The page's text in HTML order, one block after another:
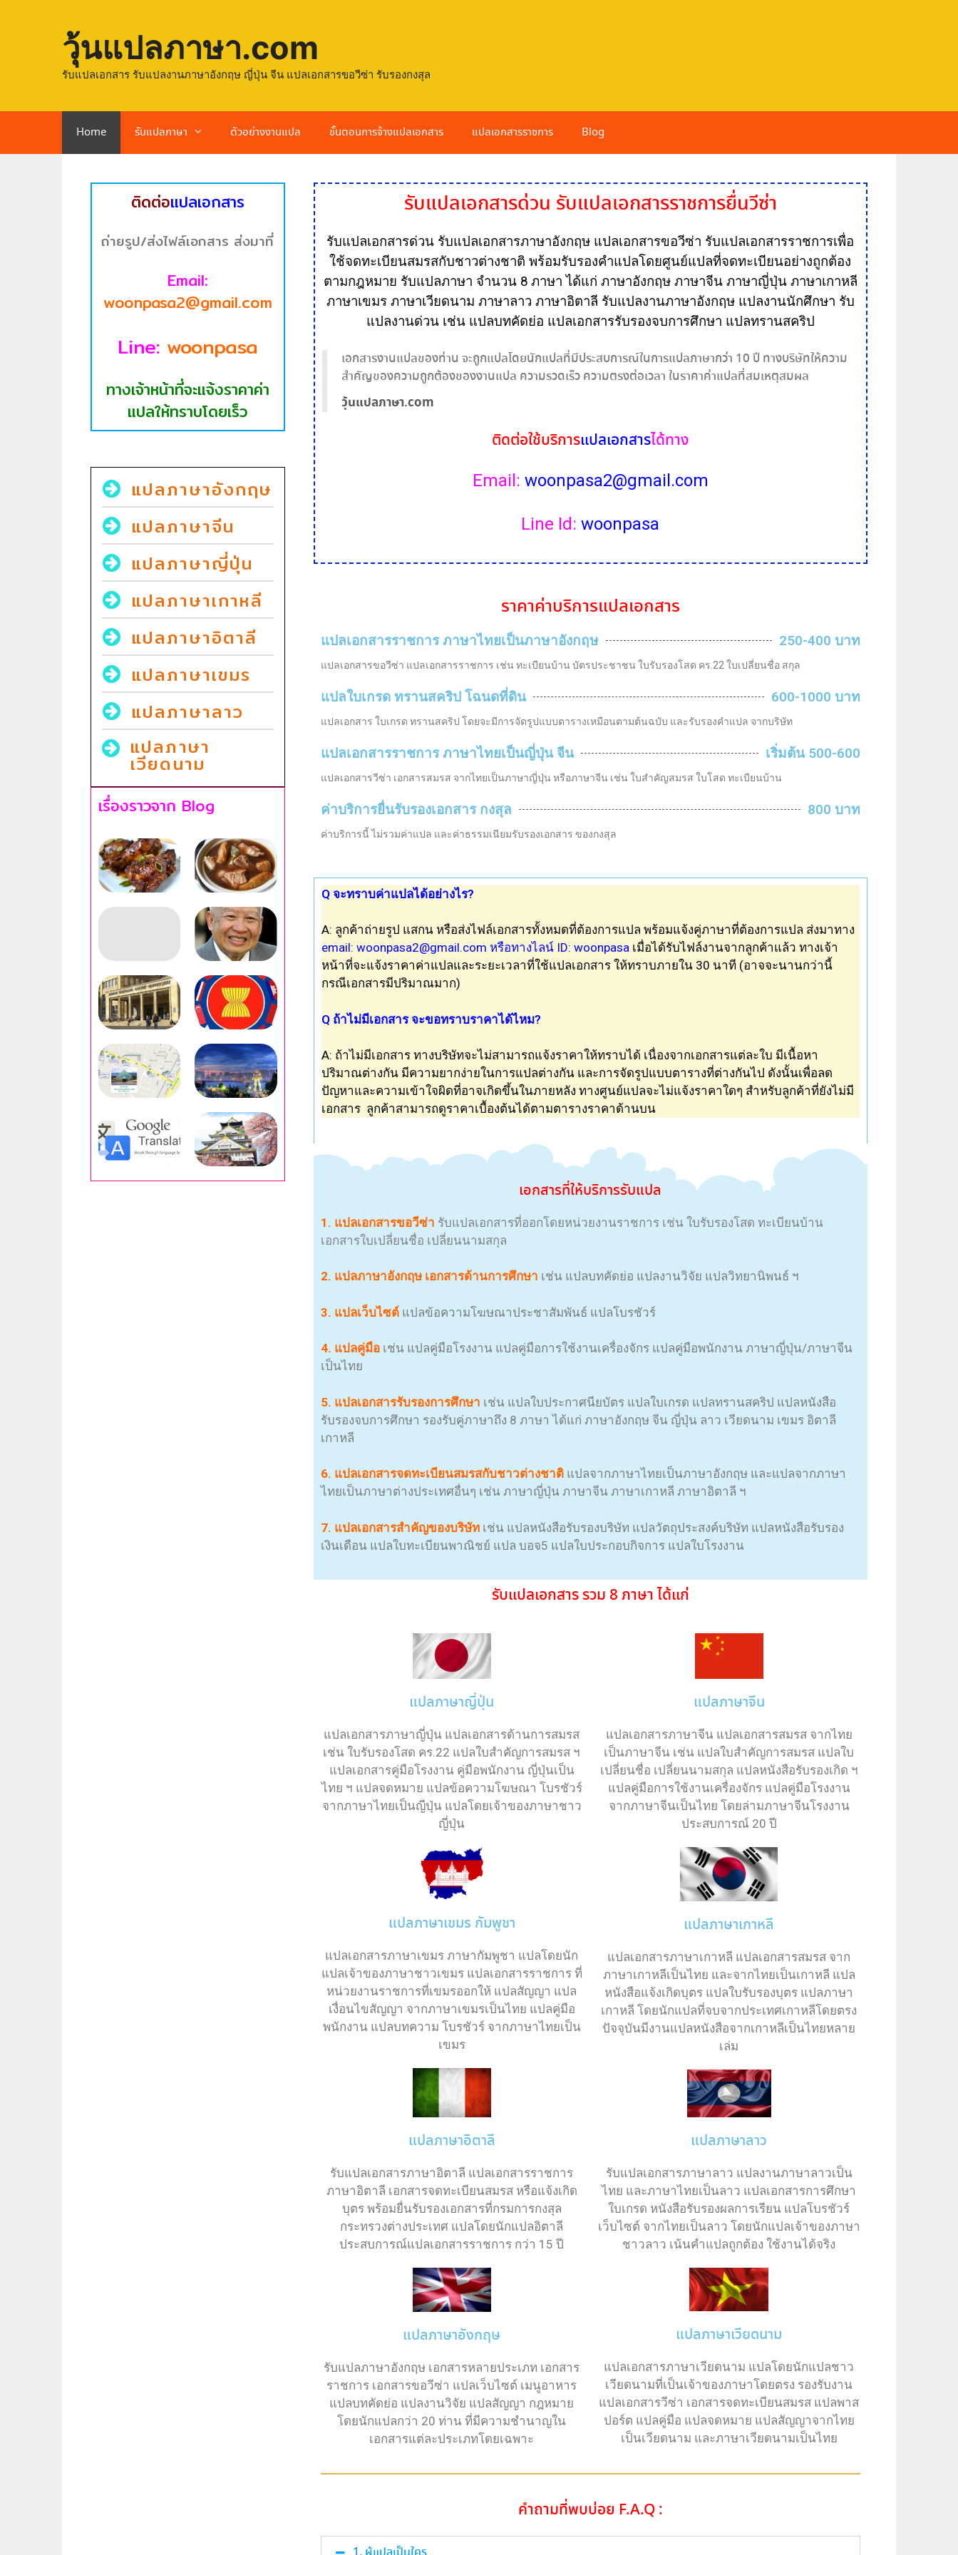
วุ้นแปลภาษา.com
รับแปลเอกสาร รับแปลงานภาษาอังกฤษ ญี่ปุ่น จีน แปลเอกสารขอวีซ่า รับรองกงสุล
Home รับแปลภาษา ตัวอย่างงานแปล ขั้นตอนการจ้างแปลเอกสาร แปลเอกสารราชการ Blog
รับแปลเอกสารด่วน รับแปลเอกสารราชการยื่นวีซ่า
รับแปลเอกสารด่วน รับแปลเอกสารภาษาอังกฤษ แปลเอกสารขอวีซ่า รับแปลเอกสารราชการเพื่อ
ใช้จดทะเบียนสมรสกับชาวต่างชาติ พร้อมรับรองคำแปลโดยศูนย์แปลที่จดทะเบียนอย่างถูกต้อง
ตามกฎหมาย รับแปลภาษา จำนวน 8 ภาษา ได้แก่ ภาษาอังกฤษ ภาษาจีน ภาษาญี่ปุ่น ภาษาเกาหลี
ภาษาเขมร ภาษาเวียดนาม ภาษาลาว ภาษาอิตาลี รับแปลงานภาษาอังกฤษ แปลงานนักศึกษา รับ
แปลงานด่วน เช่น แปลบทคัดย่อ แปลเอกสารรับรองจบการศึกษา แปลทรานสคริป
เอกสารงานแปลของท่าน จะถูกแปลโดยนักแปลที่มีประสบการณ์ในการแปลภาษากว่า 10 ปี ทางบริษัทให้ความ
สำคัญของความถูกต้องของงานแปล ความรวดเร็ว ความตรงต่อเวลา ในราคาค่าแปลที่สมเหตุสมผล
วุ้นแปลภาษา.com
ติดต่อใช้บริการแปลเอกสารได้ทาง
Email: woonpasa2@gmail.com
Line Id: woonpasa
ราคาค่าบริการแปลเอกสาร
แปลเอกสารราชการ ภาษาไทยเป็นภาษาอังกฤษ 250-400 บาท
แปลเอกสารขอวีซ่า แปลเอกสารราชการ เช่น ทะเบียนบ้าน บัตรประชาชน ใบรับรองโสด คร.22 ใบเปลี่ยนชื่อ สกุล
แปลใบเกรด ทรานสคริป โฉนดที่ดิน 600-1000 บาท
แปลเอกสาร ใบเกรด ทรานสคริป โดยจะมีการจัดรูปแบบตารางเหมือนตามต้นฉบับ และรับรองคำแปล จากบริษัท
แปลเอกสารราชการ ภาษาไทยเป็นญี่ปุ่น จีน เริ่มต้น 500-600
แปลเอกสารวีซ่า เอกสารสมรส จากไทยเป็นภาษาญี่ปุ่น หรือภาษาจีน เช่น ใบสำคัญสมรส ใบโสด ทะเบียนบ้าน
ค่าบริการยื่นรับรองเอกสาร กงสุล 800 บาท
ค่าบริการนี้ ไม่รวมค่าแปล และค่าธรรมเนียมรับรองเอกสาร ของกงสุล
Q จะทราบค่าแปลได้อย่างไร?
A: ลูกค้าถ่ายรูป แสกน หรือส่งไฟล์เอกสารทั้งหมดที่ต้องการแปล พร้อมแจ้งคู่ภาษาที่ต้องการแปล ส่งมาทาง
email: woonpasa2@gmail.com หรือทางไลน์ ID: woonpasaเมื่อได้รับไฟล์งานจากลูกค้าแล้ว ทางเจ้า
หน้าที่จะแจ้งราคาค่าแปลและระยะเวลาที่ใช้แปลเอกสารให้ทราบภายใน 30 นาที (อาจจะนานกว่านี้
กรณีเอกสารมีปริมาณมาก)
Q ถ้าไม่มีเอกสาร จะขอทราบราคาได้ไหม?
A: ถ้าไม่มีเอกสาร ทางบริษัทจะไม่สามารถแจ้งราคาให้ทราบได้ เนื่องจากเอกสารแต่ละใบ มีเนื้อหา
ปริมาณต่างกัน มีความยากง่ายในการแปลต่างกัน และการจัดรูปแบบตารางที่ต่างกันไป ดังนั้นเพื่อลด
ปัญหาและความเข้าใจผิดที่อาจเกิดขึ้นในภายหลัง ทางศูนย์แปลจะไม่แจ้งราคาใดๆ สำหรับลูกค้าที่ยังไม่มี
เอกสาร ลูกค้าสามารถดูราคาเบื้องต้นได้ตามตารางราคาด้านบน
เอกสารที่ให้บริการรับแปล
1. แปลเอกสารขอวีซ่า รับแปลเอกสารที่ออกโดยหน่วยงานราชการ เช่น ใบรับรองโสด ทะเบียนบ้าน
เอกสารใบเปลี่ยนชื่อ เปลี่ยนนามสกุล
2. แปลภาษาอังกฤษ เอกสารด้านการศึกษา เช่น แปลบทคัดย่อ แปลงานวิจัย แปลวิทยานิพนธ์ ฯ
3. แปลเว็บไซต์แปลข้อความโฆษณาประชาสัมพันธ์ แปลโบรชัวร์
4. แปลคู่มือเช่น แปลคู่มือโรงงาน แปลคู่มือการใช้งานเครื่องจักร แปลคู่มือพนักงาน ภาษาญี่ปุ่น/ภาษาจีน
เป็นไทย
5. แปลเอกสารรับรองการศึกษา เช่น แปลใบประกาศนียบัตร แปลใบเกรด แปลทรานสคริป แปลหนังสือ
รับรองจบการศึกษา รองรับคู่ภาษาถึง 8 ภาษา ได้แก่ ภาษาอังกฤษ จีน ญี่ปุ่น ลาว เวียดนาม เขมร อิตาลี
เกาหลี
6. แปลเอกสารจดทะเบียนสมรสกับชาวต่างชาติแปลจากภาษาไทยเป็นภาษาอังกฤษ และแปลจากภาษา
ไทยเป็นภาษาต่างประเทศอื่นๆ เช่น ภาษาญี่ปุ่น ภาษาจีน ภาษาเกาหลี ภาษาอิตาลี ฯ
7. แปลเอกสารสำคัญของบริษัท เช่น แปลหนังสือรับรองบริษัท แปลวัตถุประสงค์บริษัท แปลหนังสือรับรอง
เงินเดือน แปลใบทะเบียนพาณิชย์ แปล บอจ5 แปลใบประกอบกิจการ แปลใบโรงงาน
รับแปลเอกสาร รวม 8 ภาษา ได้แก่
แปลภาษาญี่ปุ่น
แปลเอกสารภาษาญี่ปุ่น แปลเอกสารด้านการสมรส
เช่น ใบรับรองโสด คร.22 แปลใบสำคัญการสมรส ฯ
แปลเอกสารคู่มือโรงงาน คู่มือพนักงาน ญี่ปุ่นเป็น
ไทย ฯ แปลจดหมาย แปลข้อความโฆษณา โบรชัวร์
จากภาษาไทยเป็นญีปุ่น แปลโดยเจ้าของภาษาชาว
ญี่ปุ่น
แปลภาษาเขมร กัมพูชา
แปลเอกสารภาษาเขมร ภาษากัมพูชา แปลโดยนัก
แปลเจ้าของภาษาชาวเขมร แปลเอกสารราชการ ที่
หน่วยงานราชการที่เขมรออกให้ แปลสัญญา แปล
เงื่อนไขสัญญา จากภาษาเขมรเป็นไทย แปลคู่มือ
พนักงาน แปลบทความ โบรชัวร์ จากภาษาไทยเป็น
เขมร
แปลภาษาอิตาลี
รับแปลเอกสารภาษาอิตาลี แปลเอกสารราชการ
ภาษาอิตาลี เอกสารจดทะเบียนสมรส หรือแจ้งเกิด
บุตร พร้อมยื่นรับรองเอกสารที่กรมการกงสุล
กระทรวงต่างประเทศ แปลโดยนักแปลอิตาลี
ประสบการณ์แปลเอกสารราชการ กว่า 15 ปี
แปลภาษาอังกฤษ
รับแปลภาษาอังกฤษ เอกสารหลายประเภท เอกสาร
ราชการ เอกสารขอวีซ่า แปลเว็บไซต์ เมนูอาหาร
แปลบทคัดย่อ แปลงานวิจัย แปลสัญญา กฎหมาย
โดยนักแปลกว่า 20 ท่าน ที่มีความชำนาญใน
เอกสารแต่ละประเภทโดยเฉพาะ
แปลภาษาจีน
แปลเอกสารภาษาจีน แปลเอกสารสมรส จากไทย
เป็นภาษาจีน เช่น แปลใบสำคัญการสมรส แปลใบ
เปลี่ยนชื่อ เปลี่ยนนามสกุล แปลหนังสือรับรองเกิด ฯ
แปลคู่มือการใช้งานเครื่องจักร แปลคู่มือโรงงาน
จากภาษาจีนเป็นไทย โดยล่ามภาษาจีนโรงงาน
ประสบการณ์ 20 ปี
แปลภาษาเกาหลี
แปลเอกสารภาษาเกาหลี แปลเอกสารสมรส จาก
ภาษาเกาหลีเป็นไทย และจากไทยเป็นเกาหลี แปล
หนังสือแจ้งเกิดบุตร แปลใบรับรองบุตร แปลภาษา
เกาหลี โดยนักแปลที่จบจากประเทศเกาหลีโดยตรง
ปัจจุบันมีงานแปลหนังสือจากเกาหลีเป็นไทยหลาย
เล่ม
แปลภาษาลาว
รับแปลเอกสารภาษาลาว แปลงานภาษาลาวเป็น
ไทย และภาษาไทยเป็นลาว แปลเอกสารการศึกษา
ใบเกรด หนังสือรับรองผลการเรียน แปลโบรชัวร์
เว็บไซต์ จากไทยเป็นลาว โดยนักแปลเจ้าของภาษา
ชาวลาว เน้นคำแปลถูกต้อง ใช้งานได้จริง
แปลภาษาเวียดนาม
แปลเอกสารภาษาเวียดนาม แปลโดยนักแปลชาว
เวียดนามที่เป็นเจ้าของภาษาโดยตรง รองรับงาน
แปลเอกสารวีซ่า เอกสารจดทะเบียนสมรส แปลพาส
ปอร์ต แปลคู่มือ แปลจดหมาย แปลสัญญาจากไทย
เป็นเวียดนาม และภาษาเวียดนามเป็นไทย
คำถามที่พบบ่อย F.A.Q :
ติดต่อแปลเอกสาร
ถ่ายรูป/ส่งไฟล์เอกสาร ส่งมาที่
Email:
woonpasa2@gmail.com
Line: woonpasa
ทางเจ้าหน้าที่จะแจ้งราคาค่า
แปลให้ทราบโดยเร็ว
แปลภาษาอังกฤษ
แปลภาษาจีน
แปลภาษาญี่ปุ่น
แปลภาษาเกาหลี
แปลภาษาอิตาลี
แปลภาษาเขมร
แปลภาษาลาว
แปลภาษา
เวียดนาม
เรื่องราวจาก Blog